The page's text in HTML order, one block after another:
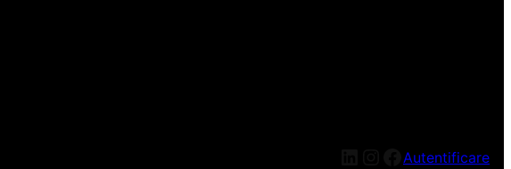
LinkedIn
Instagram
Facebook
Autentificare